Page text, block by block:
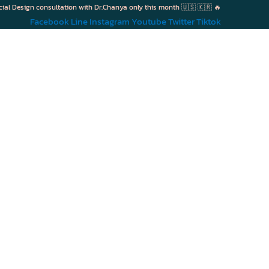
Design consultation with Dr.Chanya only this month 🇺🇸 🇰🇷 🔥
FacebookLineInstagram YoutubeTwitterTiktok